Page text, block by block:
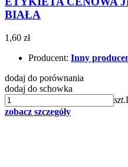
BIAŁA
1,60 zł
Producent: Inny
dodaj do porównania
dodaj do schowka
szt.
zobacz szczegóły